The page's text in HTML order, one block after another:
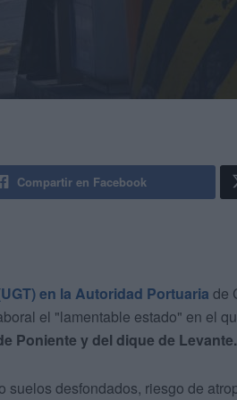
Compartir en Facebook
en la Autoridad Portuaria de
el "lamentable estado" en el
Poniente y del dique de Levante.
suelos desfondados, riesgo de